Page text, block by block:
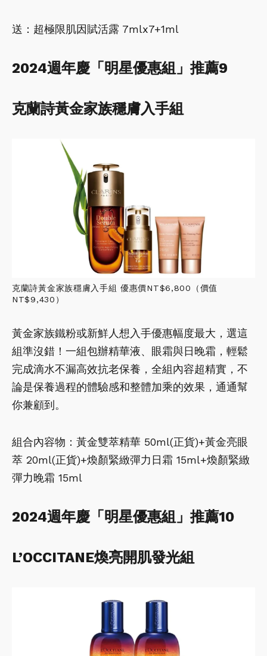
送：超極限肌因賦活露 7mlx7+1ml
2024週年慶「明星優惠組」推薦9
克蘭詩黃金家族穩膚入手組
克蘭詩黃金家族穩膚入手組 優惠價NT$6,800（價值
NT$9,430）
黃金家族鐵粉或新鮮人想入手優惠幅度最大，選這
組準沒錯！一組包辦精華液、眼霜與日晚霜，輕鬆
完成滴水不漏高效抗老保養，全組內容超精實，不
論是保養過程的體驗感和整體加乘的效果，通通幫
你兼顧到。
組合內容物：黃金雙萃精華 50ml(正貨)+黃金亮眼
萃 20ml(正貨)+煥顏緊緻彈力日霜 15ml+煥顏緊緻
彈力晚霜 15ml
2024週年慶「明星優惠組」推薦10
L’OCCITANE煥亮開肌發光組